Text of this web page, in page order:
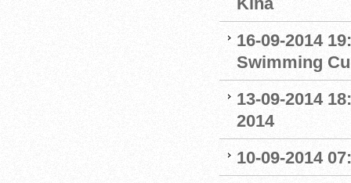
16-09-2014
Swimming
13-09-2014
2014
10-09-2014